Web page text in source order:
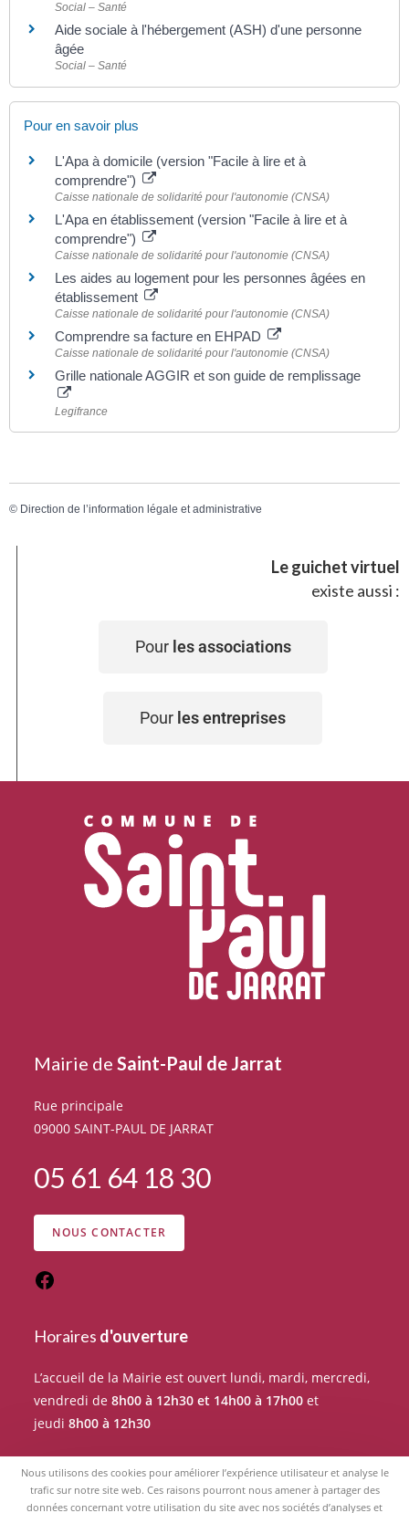
Social – Santé
Aide sociale à l'hébergement (ASH) d'une personne
âgée
Social – Santé
Pour en savoir plus
L'Apa à domicile (version "Facile à lire et à
comprendre")
Caisse nationale de solidarité pour l'autonomie (CNSA)
L'Apa en établissement (version "Facile à lire et à
comprendre")
Caisse nationale de solidarité pour l'autonomie (CNSA)
Les aides au logement pour les personnes âgées en
établissement
Caisse nationale de solidarité pour l'autonomie (CNSA)
Comprendre sa facture en EHPAD
Caisse nationale de solidarité pour l'autonomie (CNSA)
Grille nationale AGGIR et son guide de remplissage
Legifrance
© Direction de l’information légale et administrative
Le guichet virtuel
existe aussi :
Pour les associations
Pour les entreprises
Mairie deSaint-Paul de Jarrat
Rue principale
09000 SAINT-PAUL DE JARRAT
05 61 64 18 30
NOUS CONTACTER
Horaires d'ouverture
L’accueil de la Mairie est ouvert lundi, mardi, mercredi,
vendredi de8h00 à 12h30 et 14h00 à 17h00 et
jeudi8h00 à 12h30
Pour tout rendez-vous avec un élu du Conseil
municipal, merci de prendre RDV auprès de l’accueil de
Nous utilisons des cookies pour améliorer l’expérience utilisateur et analyse le
trafic sur notre site web. Ces raisons pourront nous amener à partager des
données concernant votre utilisation du site avec nos sociétés d’analyses et